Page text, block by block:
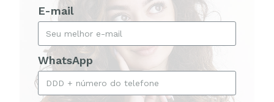
E-mail
WhatsApp